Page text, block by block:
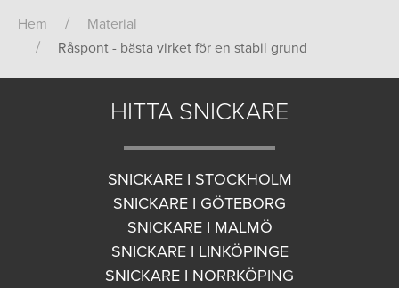
Hem
Material
Råspont - bästa virket för en stabil grund
HITTA SNICKARE
SNICKARE I STOCKHOLM
SNICKARE I GÖTEBORG
SNICKARE I MALMÖ
SNICKARE I LINKÖPINGE
SNICKARE I NORRKÖPING